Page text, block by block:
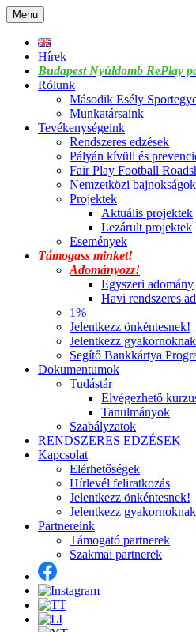
Skip
to
content
Menu
Hírek
Budapest Nyúldomb RePlay
Rólunk
Második Esély
Munkatársaink
Tevékenységeink
Rendszeres edzések
Pályán kívüli és
Fair Play Football
Nemzetközi bajnokságok
Projektek
Aktuális projektek
Lezárult projektek
Események
Támogass minket!
Adományozz!
Egyszeri adomány
Havi rendszeres
1%
Jelentkezz önkéntesnek!
Jelentkezz
Segítő Bankkártya
Dokumentumok
Tudástár
Elvégezhető
Tanulmányok
Szabályzatok
RENDSZERES EDZÉSEK
Kapcsolat
Elérhetőségek
Hírlevél feliratkozás
Jelentkezz önkéntesnek!
Jelentkezz
Partnereink
Támogató partnerek
Szakmai partnerek